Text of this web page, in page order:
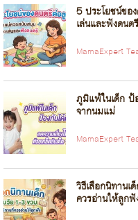
5 ประโยชน์ข
เล่นและฟังดนตรี
MamaExpert
ภูมิแพ้ในเด็ก ป้
จากนมแม่
MamaExpert
วิธีเลือกนิทาน
ควรอ่านให้ลูกฟั